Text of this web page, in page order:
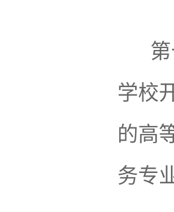
学校
的高
务专